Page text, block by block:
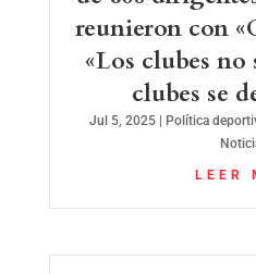
reunieron con
«Los clubes no
clubes se
Jul 5, 2025| Política
LEER